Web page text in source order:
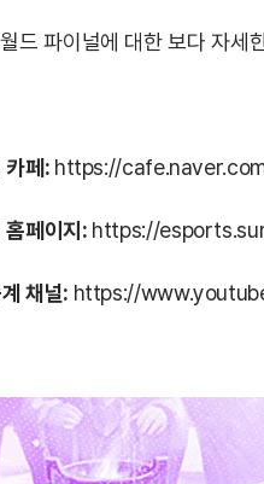
드 파이널에 대한 보다 자
카페: https://
페이지: https://
채널: https://